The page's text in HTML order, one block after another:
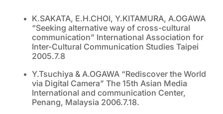
K.SAKATA, E.H.CHOI, Y.KITAMURA, A.OGAWA
“Seeking alternative way of cross-cultural
communication” International Association for
Inter-Cultural Communication Studies Taipei
2005.7.8
Y.Tsuchiya & A.OGAWA “Rediscover the World
via Digital Camera” The 15th Asian Media
International and communication Center,
Penang, Malaysia 2006.7.18.